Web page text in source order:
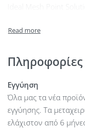
mesh solutions.
conveniently powered
Scalable UniFi
the UniFi Dream
Dimensions : 48.50 x
Weight : 315 g
Networking Interface
Πληροφορίες
Εγγύηση
Όλα μας τα νέα
εγγύησης. Τα
ελάχιστον από 6